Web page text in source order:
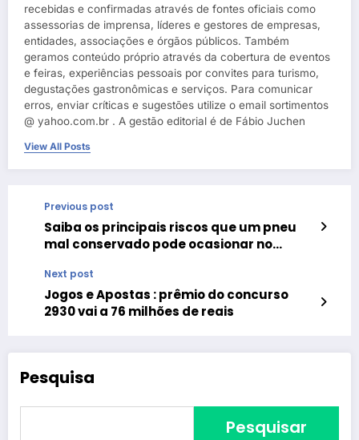
recebidas e confirmadas através de fontes oficiais como
assessorias de imprensa, líderes e gestores de empresas,
entidades, associações e órgãos públicos. Também
geramos conteúdo próprio através da cobertura de eventos
e feiras, experiências pessoais por convites para turismo,
degustações gastronômicas e serviços. Para comunicar
erros, enviar críticas e sugestões utilize o email sortimentos
@ yahoo.com.br . A gestão editorial é de Fábio Juchen
View All Posts
Previous post
Saiba os principais riscos que um pneu
mal conservado pode ocasionar no
Next post
Jogos e Apostas : prêmio do concurso
2930 vai a 76 milhões de reais
Pesquisa
Pesquisar